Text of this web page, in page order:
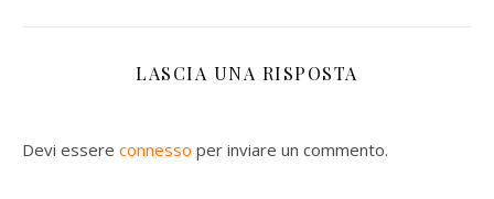
LASCIA UNA RISPOSTA
Devi essere connesso per inviare un commento.